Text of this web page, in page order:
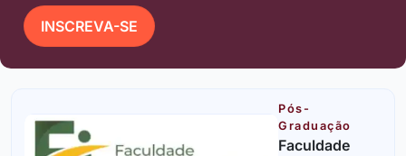
INSCREVA-SE
Pós-
Graduação
Faculdade